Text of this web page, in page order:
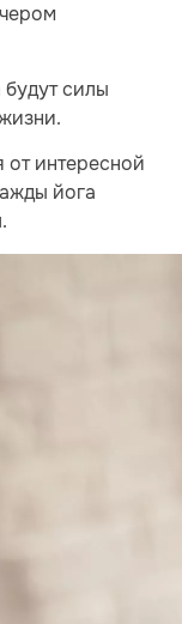
будут силы
от интересной
йога